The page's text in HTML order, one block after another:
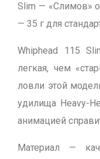
Slim — «Слимов»
— 35 г для
Whiphead 115
легкая, чем
ловли этой
удилища Heavy-
анимацией
Материал —